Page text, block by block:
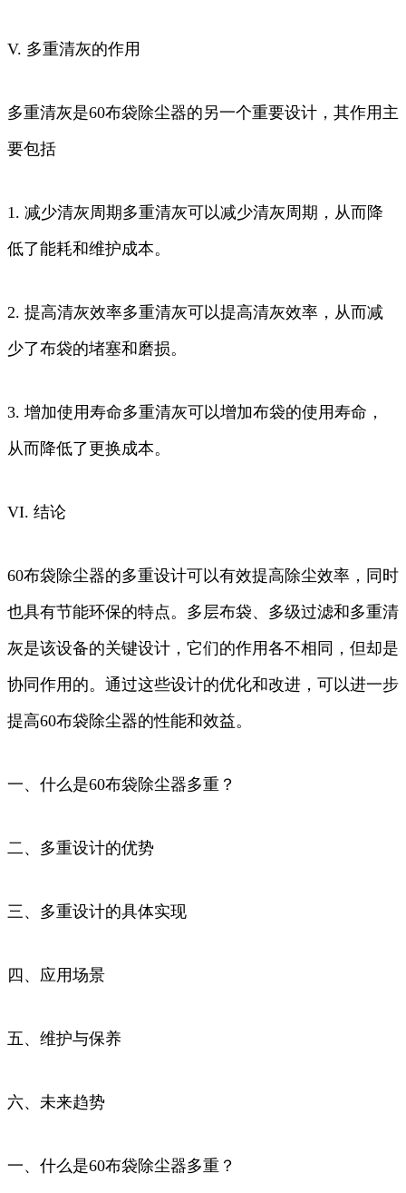
V. 多重清灰的作用
多重清灰是60布袋除尘器的另一个重要设计，其作用主
要包括
1. 减少清灰周期多重清灰可以减少清灰周期，从而降
低了能耗和维护成本。
2. 提高清灰效率多重清灰可以提高清灰效率，从而减
少了布袋的堵塞和磨损。
3. 增加使用寿命多重清灰可以增加布袋的使用寿命，
从而降低了更换成本。
VI. 结论
60布袋除尘器的多重设计可以有效提高除尘效率，同时
也具有节能环保的特点。多层布袋、多级过滤和多重清
灰是该设备的关键设计，它们的作用各不相同，但却是
协同作用的。通过这些设计的优化和改进，可以进一步
提高60布袋除尘器的性能和效益。
一、什么是60布袋除尘器多重？
二、多重设计的优势
三、多重设计的具体实现
四、应用场景
五、维护与保养
六、未来趋势
一、什么是60布袋除尘器多重？